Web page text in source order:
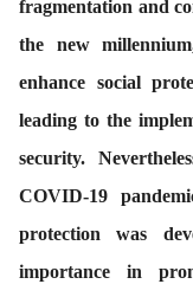
fragmentation and
the new
enhance social
leading to the
security.
COVID-19
protection was
importance in